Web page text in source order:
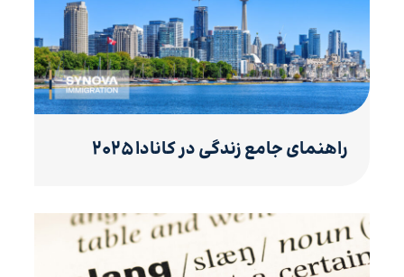
راهنمای جامع زندگی در کانادا ۲۰۲۵